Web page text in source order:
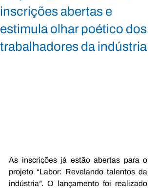
inscrições abertas e
estimula olhar poético dos
trabalhadores da indústria
As inscrições já estão abertas para o
projeto “Labor: Revelando talentos da
indústria”. O lançamento foi realizado